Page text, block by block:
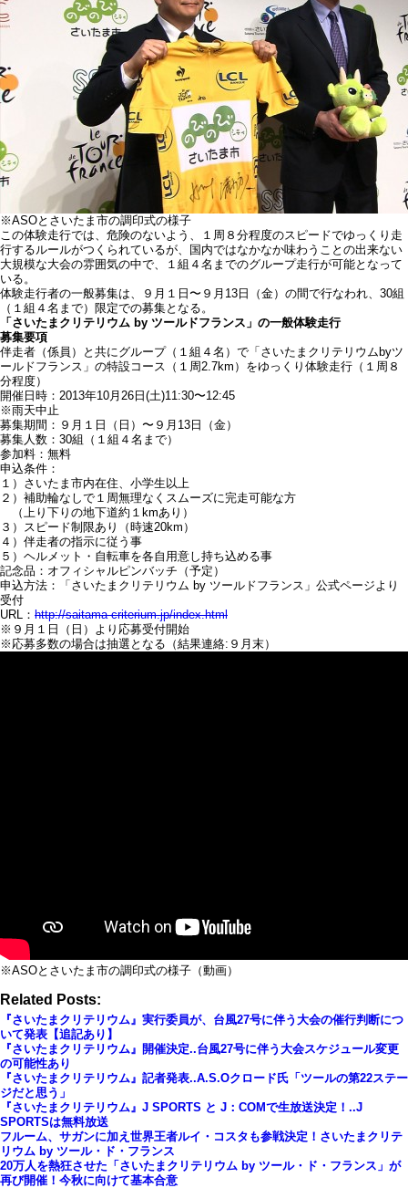
※ASOとさいたま市の調印式の様子
この体験走行では、危険のないよう、１周８分程度のスピードでゆっくり走
行するルールがつくられているが、国内ではなかなか味わうことの出来ない
大規模な大会の雰囲気の中で、１組４名までのグループ走行が可能となって
いる。
体験走行者の一般募集は、９月１日〜９月13日（金）の間で行なわれ、30組
（１組４名まで）限定での募集となる。
「さいたまクリテリウム by ツールドフランス」の一般体験走行
募集要項
伴走者（係員）と共にグループ（１組４名）で「さいたまクリテリウムbyツ
ールドフランス」の特設コース（１周2.7km）をゆっくり体験走行（１周８
分程度）
開催日時：2013年10月26日(土)11:30〜12:45
※雨天中止
募集期間：９月１日（日）〜９月13日（金）
募集人数：30組（１組４名まで）
参加料：無料
申込条件：
１）さいたま市内在住、小学生以上
２）補助輪なしで１周無理なくスムーズに完走可能な方
（上り下りの地下道約１kmあり）
３）スピード制限あり（時速20km）
４）伴走者の指示に従う事
５）ヘルメット・自転車を各自用意し持ち込める事
記念品：オフィシャルピンバッチ（予定）
申込方法：「さいたまクリテリウム by ツールドフランス」公式ページより
受付
URL： http://saitama-criterium.jp/index.html
※９月１日（日）より応募受付開始
※応募多数の場合は抽選となる（結果連絡:９月末）
※ASOとさいたま市の調印式の様子（動画）
Related Posts:
『さいたまクリテリウム』実行委員が、台風27号に伴う大会の催行判断につ
いて発表【追記あり】
『さいたまクリテリウム』開催決定..台風27号に伴う大会スケジュール変更
の可能性あり
『さいたまクリテリウム』記者発表..A.S.Oクロード氏「ツールの第22ステー
ジだと思う」
『さいたまクリテリウム』J SPORTS と J：COMで生放送決定！..J
SPORTSは無料放送
フルーム、サガンに加え世界王者ルイ・コスタも参戦決定！さいたまクリテ
リウム by ツール・ド・フランス
20万人を熱狂させた「さいたまクリテリウム by ツール・ド・フランス」が
再び開催！今秋に向けて基本合意